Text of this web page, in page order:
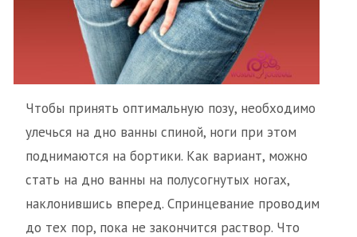
Чтобы принять оптимальную позу, необходимо
улечься на дно ванны спиной, ноги при этом
поднимаются на бортики. Как вариант, можно
стать на дно ванны на полусогнутых ногах,
наклонившись вперед. Спринцевание проводим
до тех пор, пока не закончится раствор. Что